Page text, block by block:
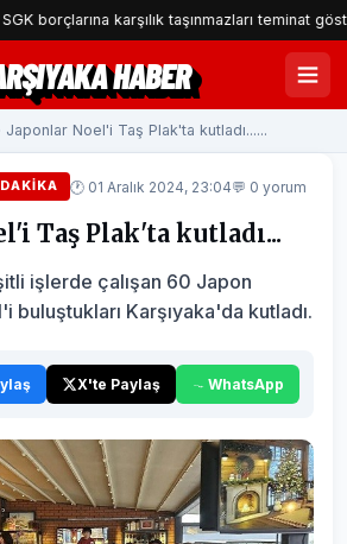
karşılık taşınmazları teminat gösterecek
HABER
Japonlar Noel'i Taş Plak'ta kutladı......
DAKIKA 🕐 01 Aralık 2024, 23:04💬 0 yorum
Taş Plak'ta kutladı...
işlerde çalışan 60 Japon
buluştukları Karşıyaka'da kutladı.
X'te Paylaş WhatsApp